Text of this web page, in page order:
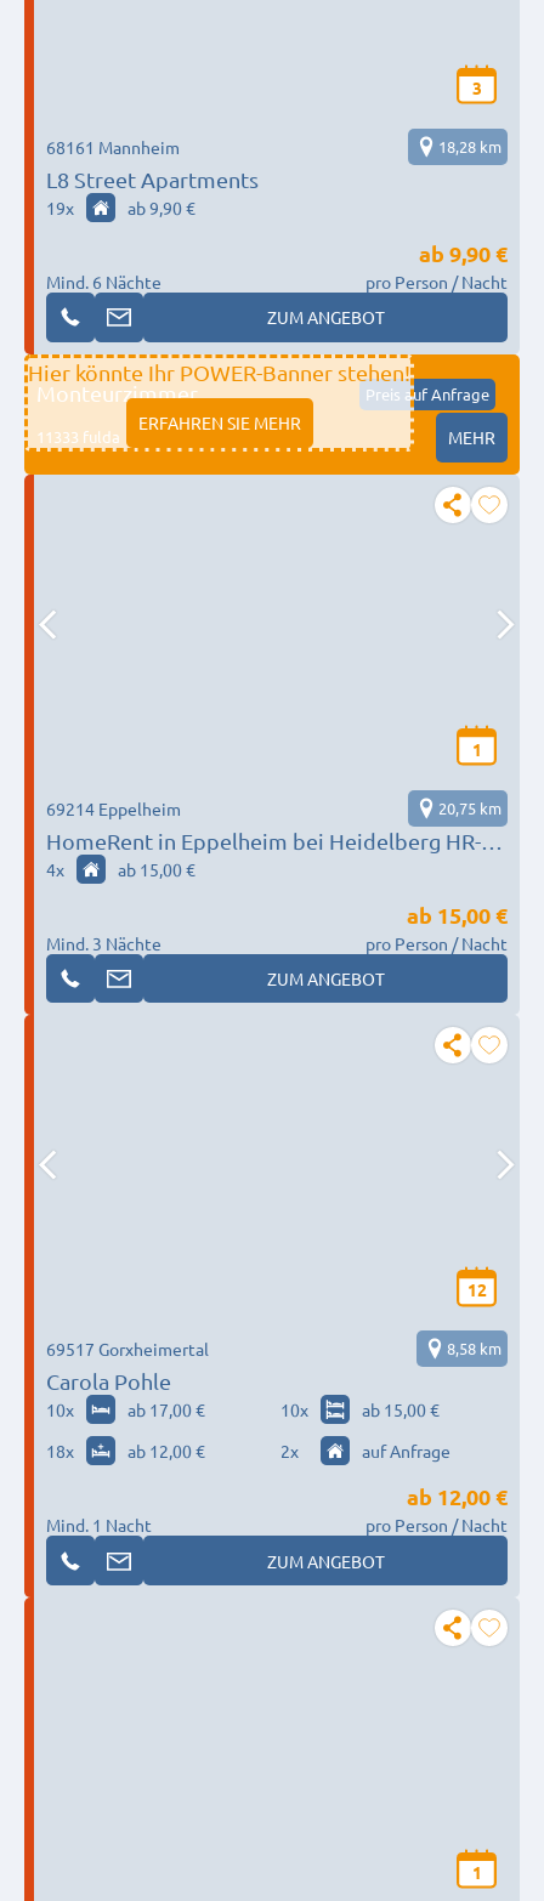
3
L8 Street Apartments
68161 Mannheim 18,28 km
19x ab 9,90 €
Mind. 6 Nächte
ab 9,90 €
pro Person / Nacht
ZUM ANGEBOT
Hier könnte Ihr POWER-Banner stehen!
ERFAHREN SIE MEHR
Monteurzimmer Preis auf Anfrage
11333 fulda MEHR
1
HomeRent in Eppelheim bei Heidelberg HR-
52201-eppelheim
69214 Eppelheim 20,75 km
4x ab 15,00 €
Mind. 3 Nächte
ab 15,00 €
pro Person / Nacht
ZUM ANGEBOT
12
Carola Pohle
69517 Gorxheimertal 8,58 km
10x ab 17,00 € 10x
ab 15,00 €
18x ab 12,00 € 2x auf Anfrage
Mind. 1 Nacht
ab 12,00 €
pro Person / Nacht
ZUM ANGEBOT
1